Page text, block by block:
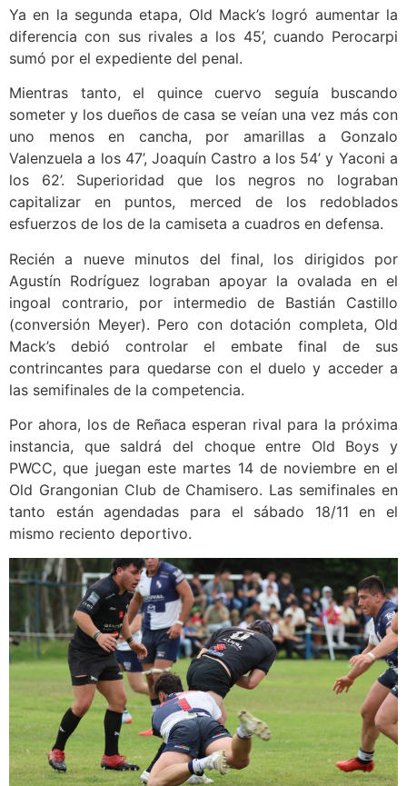
Ya en la segunda etapa, Old Mack’s logró aumentar la
diferencia con sus rivales a los 45’, cuando Perocarpi
sumó por el expediente del penal.
Mientras tanto, el quince cuervo seguía buscando
someter y los dueños de casa se veían una vez más con
uno menos en cancha, por amarillas a Gonzalo
Valenzuela a los 47’, Joaquín Castro a los 54’ y Yaconi a
los 62’. Superioridad que los negros no lograban
capitalizar en puntos, merced de los redoblados
esfuerzos de los de la camiseta a cuadros en defensa.
Recién a nueve minutos del final, los dirigidos por
Agustín Rodríguez lograban apoyar la ovalada en el
ingoal contrario, por intermedio de Bastián Castillo
(conversión Meyer). Pero con dotación completa, Old
Mack’s debió controlar el embate final de sus
contrincantes para quedarse con el duelo y acceder a
las semifinales de la competencia.
Por ahora, los de Reñaca esperan rival para la próxima
instancia, que saldrá del choque entre Old Boys y
PWCC, que juegan este martes 14 de noviembre en el
Old Grangonian Club de Chamisero. Las semifinales en
tanto están agendadas para el sábado 18/11 en el
mismo reciento deportivo.